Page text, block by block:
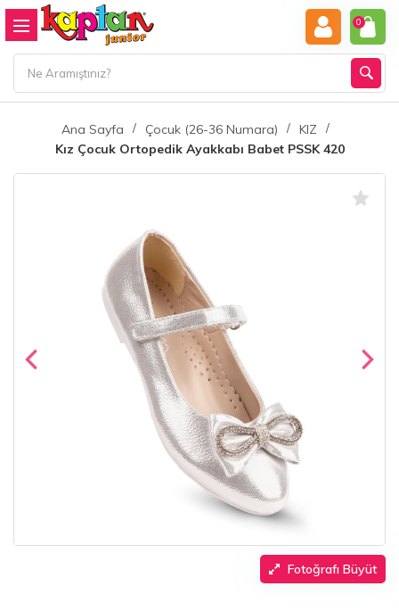
0
Ana Sayfa Çocuk (26-36 Numara)
KIZ
Kız Çocuk Ortopedik Ayakkabı Babet PSSK 420
Fotoğrafı Büyüt